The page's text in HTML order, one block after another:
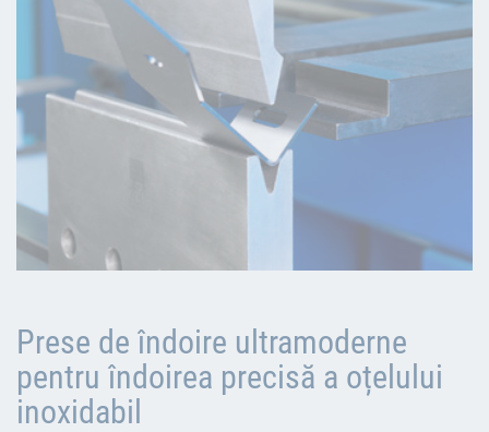
Prese de îndoire ultramoderne
pentru îndoirea precisă a oțelului
inoxidabil